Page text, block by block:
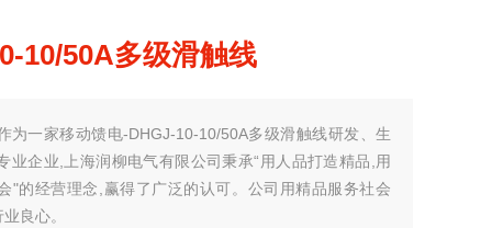
10/50A多级滑触线
为一家移动馈电-DHGJ-10-10/50A多级滑触线研发、生
业企业,上海润柳电气有限公司秉承“用人品打造精品,用
"的经营理念,赢得了广泛的认可。公司用精品服务社会
良心。